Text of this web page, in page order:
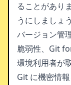
ることがあり
うにしましょう
バージョン管
脆弱性、Git
環境利用者が
Git に機密情